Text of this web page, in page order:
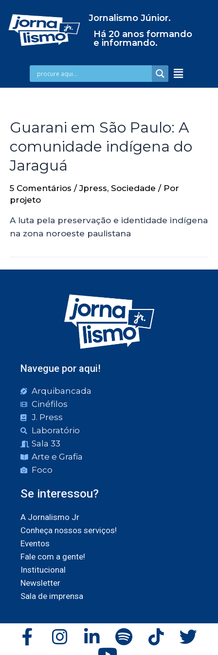
Jornalismo Júnior.
Há 20 anos formando
e informando.
Guarani em São Paulo: A
comunidade indígena do
Jaraguá
5 Comentários /Jpress, Sociedade / Por
projeto
A luta pela preservação e identidade indígena
na zona noroeste paulistana
Navegue por aqui!
Arquibancada
Cinéfilos
J. Press
Laboratório
Sala 33
Arte e Grafia
Foco
Se interessou?
A Jornalismo Jr
Conheça nossos serviços!
Eventos
Fale com a gente!
Institucional
Newsletter
Sala de imprensa